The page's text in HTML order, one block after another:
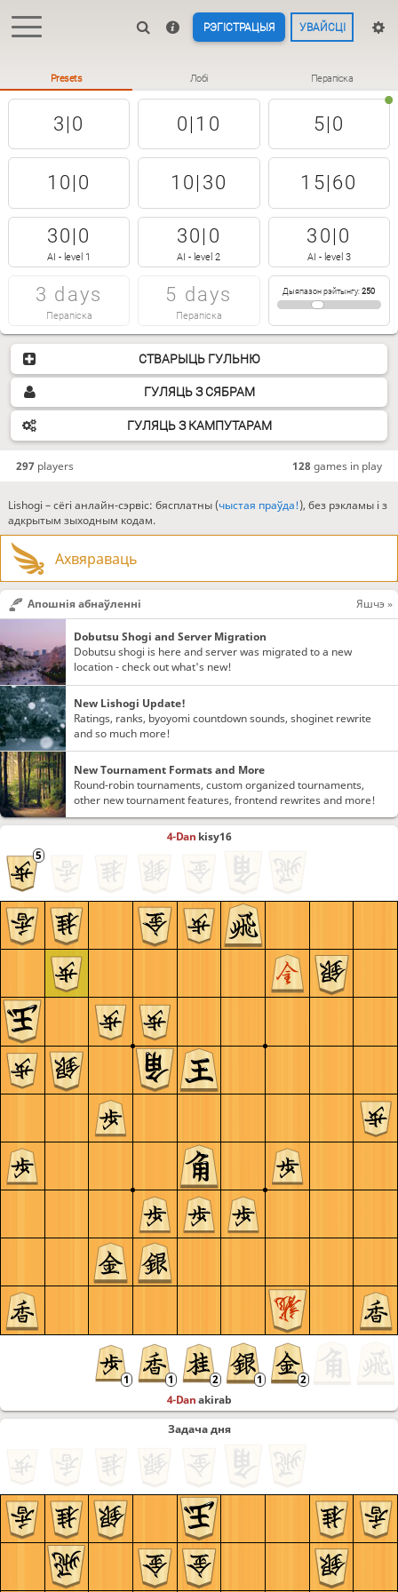
РЭГІСТРАЦЫЯ УВАЙСЦІ
СТВАРЫЦЬ ГУЛЬНЮ
ГУЛЯЦЬ З СЯБРАМ
ГУЛЯЦЬ З КАМПУТАРАМ
297players 128 games in play
Presets Лобі Перапіска
3|0 0|10 5|0
10|0 10|30 15|60
30|0
AI - level 1
30|0
AI - level 2
30|0
AI - level 3
3 days
Перапіска
5 days
Перапіска
Дыяпазон рэйтынгу:250
Lishogi – сёгі анлайн-сэрвіс: бясплатны (чыстая праўда!), без рэкламы і з
адкрытым зыходным кодам.
Ахвяраваць
4-Dan kisy16
4-Danakirab
Задача дня
Апошнія абнаўленні Яшчэ »
Dobutsu Shogi and Server Migration
Dobutsu shogi is here and server was migrated to a new
location - check out what's new!
New Lishogi Update!
Ratings, ranks, byoyomi countdown sounds, shoginet rewrite
and so much more!
New Tournament Formats and More
Round-robin tournaments, custom organized tournaments,
other new tournament features, frontend rewrites and more!